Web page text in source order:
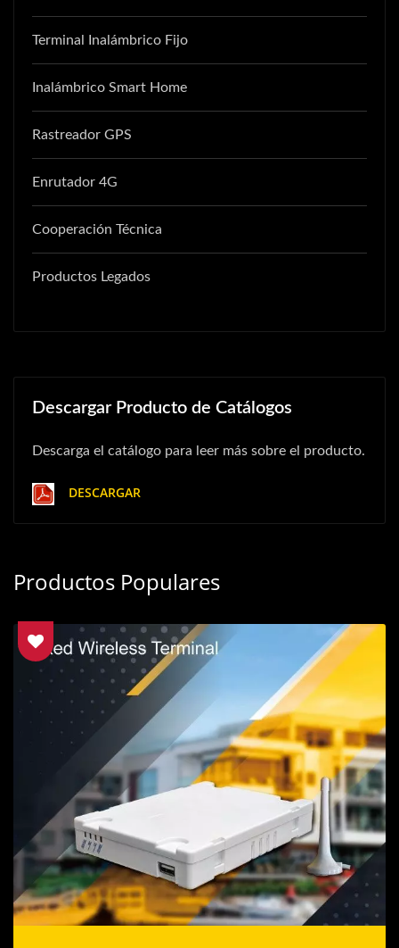
Terminal Inalámbrico Fijo
Inalámbrico Smart Home
Rastreador GPS
Enrutador 4G
Cooperación Técnica
Productos Legados
Descargar Producto de Catálogos
Descarga el catálogo para leer más sobre el producto.
DESCARGAR
Productos Populares